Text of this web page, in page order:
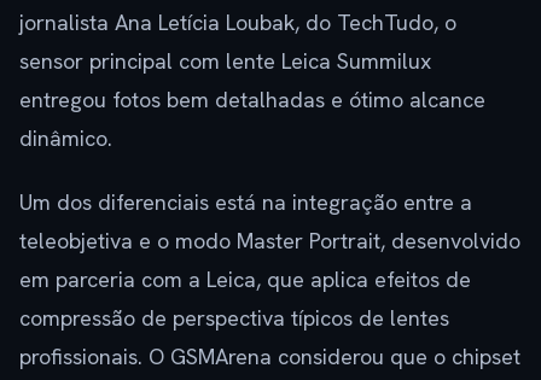
jornalista Ana Letícia Loubak, do TechTudo, o
sensor principal com lente Leica Summilux
entregou fotos bem detalhadas e ótimo alcance
dinâmico.
Um dos diferenciais está na integração entre a
teleobjetiva e o modo Master Portrait, desenvolvido
em parceria com a Leica, que aplica efeitos de
compressão de perspectiva típicos de lentes
profissionais. O GSMArena considerou que o chipset